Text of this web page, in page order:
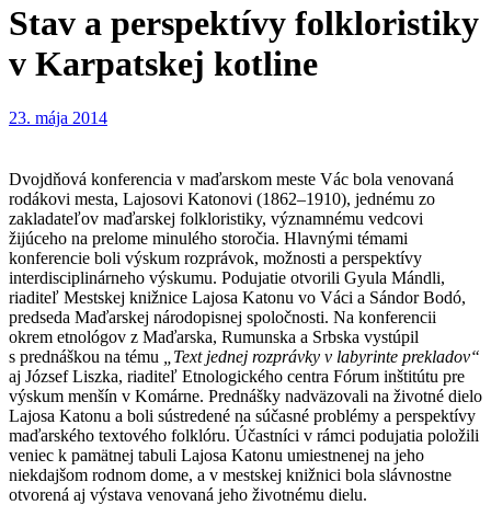
Stav a perspektívy folkloristiky
v Karpatskej kotline
23. mája 2014
Dvojdňová konferencia v maďarskom meste Vác bola venovaná
rodákovi mesta, Lajosovi Katonovi (1862–1910), jednému zo
zakladateľov maďarskej folkloristiky, významnému vedcovi
žijúceho na prelome minulého storočia. Hlavnými témami
konferencie boli výskum rozprávok, možnosti a perspektívy
interdisciplinárneho výskumu. Podujatie otvorili Gyula Mándli,
riaditeľ Mestskej knižnice Lajosa Katonu vo Váci a Sándor Bodó,
predseda Maďarskej národopisnej spoločnosti. Na konferencii
okrem etnológov z Maďarska, Rumunska a Srbska vystúpil
s prednáškou na tému
„Text jednej rozprávky v labyrinte prekladov“
aj József Liszka, riaditeľ Etnologického centra Fórum inštitútu pre
výskum menšín v Komárne. Prednášky nadväzovali na životné dielo
Lajosa Katonu a boli sústredené na súčasné problémy a perspektívy
maďarského textového folklóru. Účastníci v rámci podujatia položili
veniec k pamätnej tabuli Lajosa Katonu umiestnenej na jeho
niekdajšom rodnom dome, a v mestskej knižnici bola slávnostne
otvorená aj výstava venovaná jeho životnému dielu.